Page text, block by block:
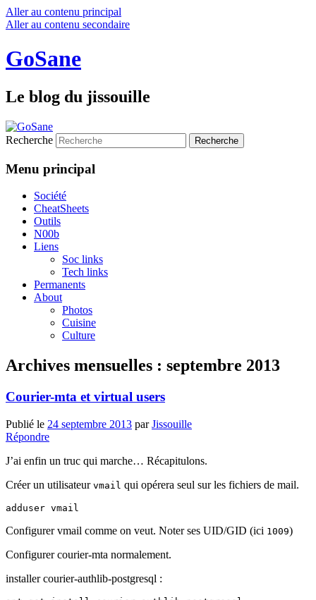
Aller au contenu principal
Aller au contenu secondaire
GoSane
Le blog du jissouille
Recherche
Menu principal
Société
CheatSheets
Outils
N00b
Liens
Soc links
Tech links
Permanents
About
Photos
Cuisine
Culture
Archives mensuelles : septembre 2013
Courier-mta et virtual users
Publié le 24 septembre 2013 parJissouille
Répondre
J’ai enfin un truc qui marche… Récapitulons.
Créer un utilisateur vmail qui opérera seul sur les fichiers de mail.
Configurer vmail comme on veut. Noter ses UID/GID (ici 1009)
Configurer courier-mta normalement.
installer courier-authlib-postgresql :